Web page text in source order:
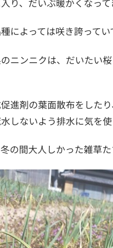
によっては咲き誇ってい
ニンニクは、だいたい
進剤の葉面散布をした
しないよう排水に気を
の間大人しかった雑草